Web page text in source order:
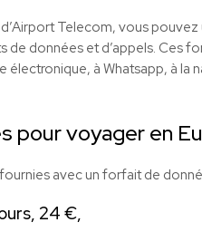
Telecom, vous pouvez
données et d’appels. Ces
électronique, à Whatsapp, à la
pour voyager en
avec un forfait de
24 €,